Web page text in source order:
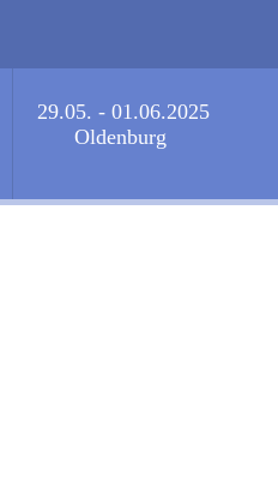
29.05. - 01.06.2025
Oldenburg